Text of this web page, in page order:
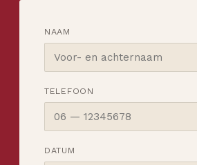
NAAM
TELEFOON
DATUM